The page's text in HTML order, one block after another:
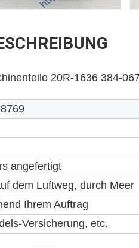
20R-1636 384-
angefertigt
dem Luftweg, durch Meer
Ihrem Auftrag
Versicherung, etc.